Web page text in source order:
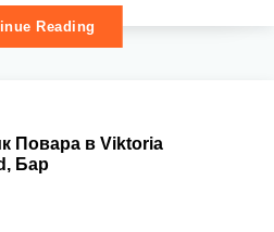
Reading
Повара в Viktoria
Бар